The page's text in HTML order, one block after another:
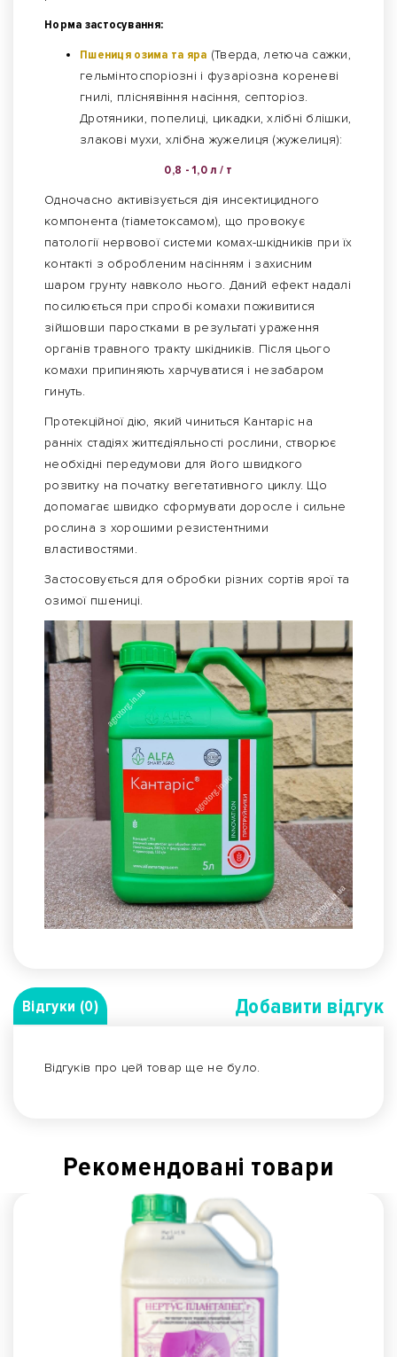
Норма застосування:
Пшениця озима та яра (Тверда, летюча сажки,
гельмінтоспоріозні і фузаріозна кореневі
гнилі, пліснявіння насіння, септоріоз.
Дротяники, попелиці, цикадки, хлібні блішки,
злакові мухи, хлібна жужелиця (жужелиця):
0,8 - 1,0 л / т
Одночасно активізується дія инсектицидного
компонента (тіаметоксамом), що провокує
патології нервової системи комах-шкідників при їх
контакті з обробленим насінням і захисним
шаром грунту навколо нього. Даний ефект надалі
посилюється при спробі комахи поживитися
зійшовши паростками в результаті ураження
органів травного тракту шкідників. Після цього
комахи припиняють харчуватися і незабаром
гинуть.
Протекційної дію, який чиниться Кантаріс на
ранніх стадіях життєдіяльності рослини, створює
необхідні передумови для його швидкого
розвитку на початку вегетативного циклу. Що
допомагає швидко сформувати доросле і сильне
рослина з хорошими резистентними
властивостями.
Застосовується для обробки різних сортів ярої та
озимої пшениці.
Відгуки (0) Добавити вiдгук
Відгуків про цей товар ще не було.
Рекомендованi товари